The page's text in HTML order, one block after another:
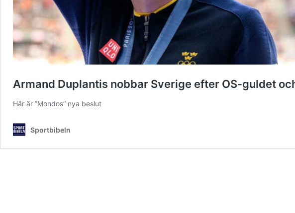
Armand Duplantis nobbar Sverige efter OS-guldet
Här är ”Mondos” nya beslut
Sportbibeln